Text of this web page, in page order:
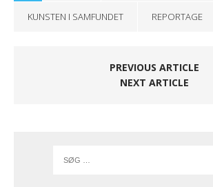
KUNSTEN I SAMFUNDET REPORTAGE
PREVIOUS ARTICLE
NEXT ARTICLE